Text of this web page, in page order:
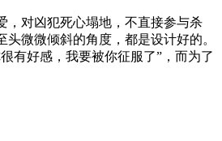
，对凶犯死心塌地，不直接参与杀
微微倾斜的角度，都是设计好的。
有好感，我要被你征服了”，而为了